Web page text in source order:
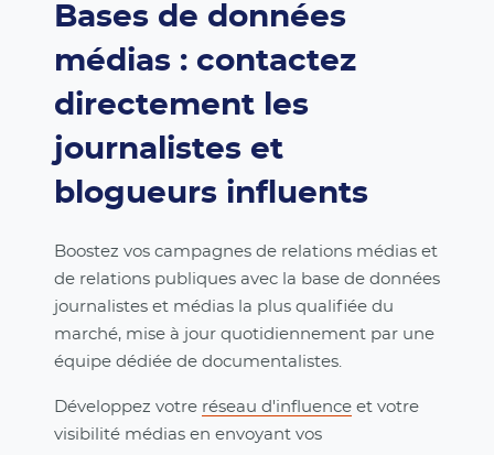
Bases de données
médias : contactez
directement les
journalistes et
blogueurs influents
Boostez vos campagnes de relations médias et
de relations publiques avec la base de données
journalistes et médias la plus qualifiée du
marché, mise à jour quotidiennement par une
équipe dédiée de documentalistes.
Développez votre réseau d'influence et votre
visibilité médias en envoyant vos